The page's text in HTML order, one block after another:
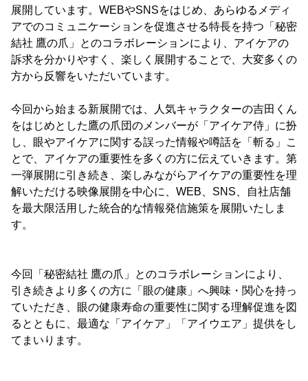
展開しています。WEBやSNSをはじめ、あらゆるメディ
アでのコミュニケーションを促進させる特長を持つ「秘密
結社 鷹の爪」とのコラボレーションにより、アイケアの
訴求を分かりやすく、楽しく展開することで、大変多くの
方から反響をいただいています。
今回から始まる新展開では、人気キャラクターの吉田くん
をはじめとした鷹の爪団のメンバーが「アイケア侍」に扮
し、眼やアイケアに関する誤った情報や噂話を「斬る」こ
とで、アイケアの重要性を多くの方に伝えていきます。第
一弾展開に引き続き、楽しみながらアイケアの重要性を理
解いただける映像展開を中心に、WEB、SNS、自社店舗
を最大限活用した統合的な情報発信施策を展開いたしま
す。
今回「秘密結社 鷹の爪」とのコラボレーションにより、
引き続きより多くの方に「眼の健康」へ興味・関心を持っ
ていただき、眼の健康寿命の重要性に関する理解促進を図
るとともに、最適な「アイケア」「アイウエア」提供をし
てまいります。